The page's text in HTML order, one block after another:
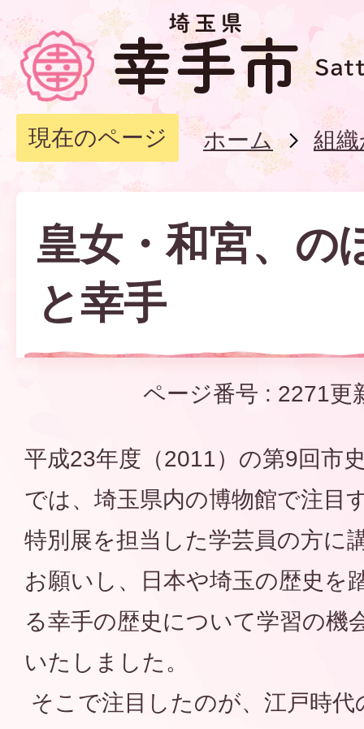
現在のページ ホーム 組
皇女・和宮、の
と幸手
ページ番号 : 2271更
平成23年度（2011）の第9回市
では、埼玉県内の博物館で注目
特別展を担当した学芸員の方に
お願いし、日本や埼玉の歴史を
る幸手の歴史について学習の機
いたしました。
そこで注目したのが、江戸時代